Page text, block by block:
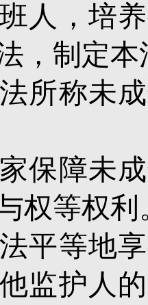
人，培
，制定本
所称未
保障未
权等权利
平等地
监护人